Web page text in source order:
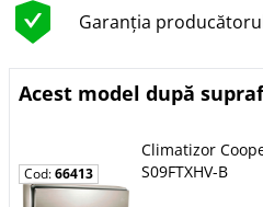
încât să te bucuri de
Garanția
Acest model după
Cod:66413
Climatizor
S09FTXHV-B